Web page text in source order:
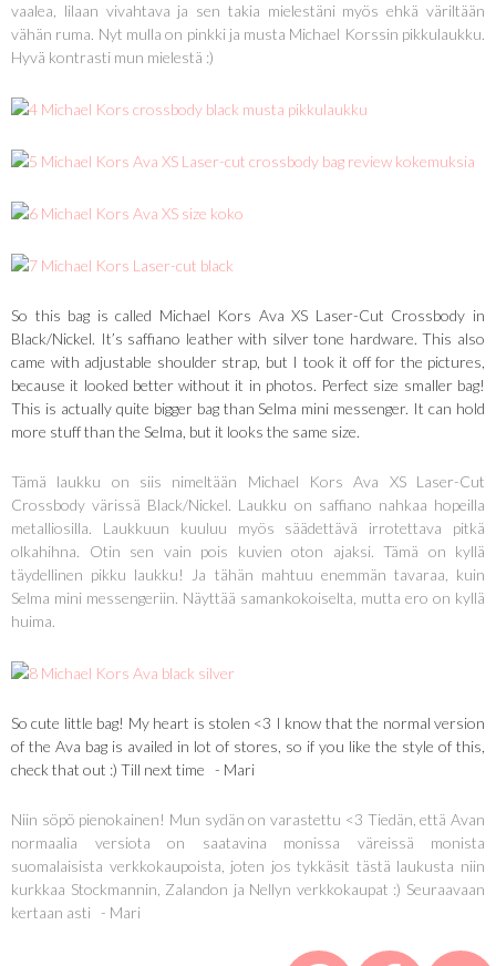
vaalea, lilaan vivahtava ja sen takia mielestäni myös ehkä väriltään
vähän ruma. Nyt mulla on pinkki ja musta Michael Korssin pikkulaukku.
Hyvä kontrasti mun mielestä :)
So this bag is called Michael Kors Ava XS Laser-Cut Crossbody in
Black/Nickel. It’s saffiano leather with silver tone hardware. This also
came with adjustable shoulder strap, but I took it off for the pictures,
because it looked better without it in photos. Perfect size smaller bag!
This is actually quite bigger bag than Selma mini messenger. It can hold
more stuff than the Selma, but it looks the same size.
Tämä laukku on siis nimeltään Michael Kors Ava XS Laser-Cut
Crossbody värissä Black/Nickel. Laukku on saffiano nahkaa hopeilla
metalliosilla. Laukkuun kuuluu myös säädettävä irrotettava pitkä
olkahihna. Otin sen vain pois kuvien oton ajaksi. Tämä on kyllä
täydellinen pikku laukku! Ja tähän mahtuu enemmän tavaraa, kuin
Selma mini messengeriin. Näyttää samankokoiselta, mutta ero on kyllä
huima.
So cute little bag! My heart is stolen <3 I know that the normal version
of the Ava bag is availed in lot of stores, so if you like the style of this,
check that out :) Till next time - Mari
Niin söpö pienokainen! Mun sydän on varastettu <3 Tiedän, että Avan
normaalia versiota on saatavina monissa väreissä monista
suomalaisista verkkokaupoista, joten jos tykkäsit tästä laukusta niin
kurkkaa Stockmannin, Zalandon ja Nellyn verkkokaupat :) Seuraavaan
kertaan asti - Mari